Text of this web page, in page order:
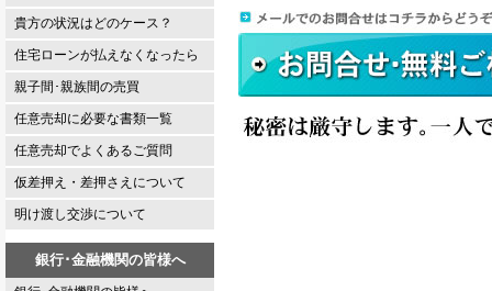
貴方の状況はどのケース？
住宅ローンが払えなくなったら
親子間･親族間の売買
任意売却に必要な書類一覧
任意売却でよくあるご質問
仮差押え・差押さえについて
明け渡し交渉について
銀行･金融機関の皆様へ